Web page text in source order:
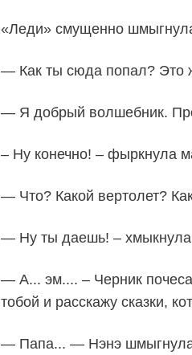
«Леди» смущенно
— Как ты сюда попал? Это
— Я добрый волшебник.
– Ну конечно! – фыркнула
— Что? Какой вертолет?
— Ну ты даешь! – хмыкнула
— А... эм.... – Черник
тобой и расскажу сказки,
— Папа... — Нэнэ шмыгнула